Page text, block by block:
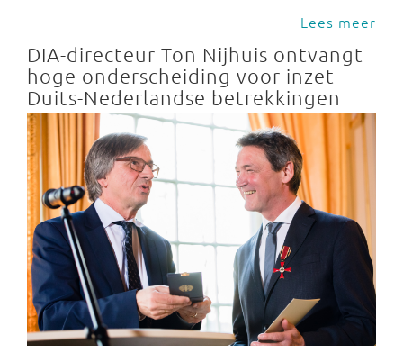
Lees meer
DIA-directeur Ton Nijhuis ontvangt
hoge onderscheiding voor inzet
Duits-Nederlandse betrekkingen